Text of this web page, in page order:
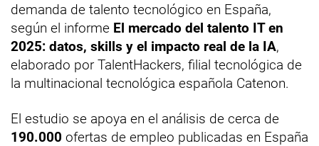
demanda de talento tecnológico en España,
según el informe El mercado del talento IT en
2025: datos, skills y el impacto real de la IA,
elaborado por TalentHackers, filial tecnológica de
la multinacional tecnológica española Catenon.
El estudio se apoya en el análisis de cerca de
190.000 ofertas de empleo publicadas en España